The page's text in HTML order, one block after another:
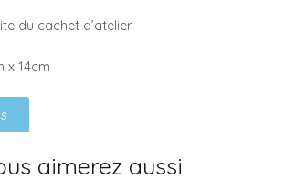
du cachet d’atelier
x 14cm
aimerez aussi